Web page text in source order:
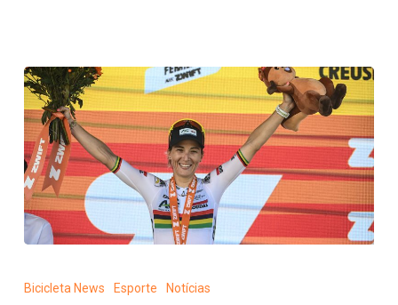
uma
Bicicleta News Esporte Notícias